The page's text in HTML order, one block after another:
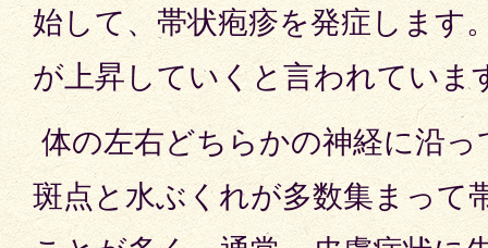
始して、帯状疱疹を発症します
が上昇していくと言われていま
体の左右どちらかの神経に沿
斑点と水ぶくれが多数集まって